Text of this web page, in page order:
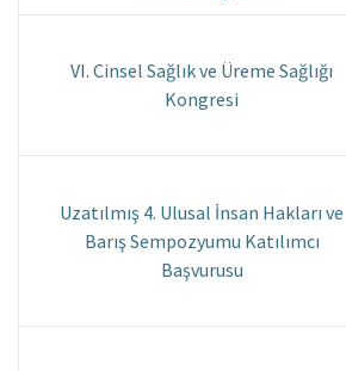
VI. Cinsel Sağlık ve Üreme Sağlığı
Kongresi
Uzatılmış 4. Ulusal İnsan Hakları ve
Barış Sempozyumu Katılımcı
Başvurusu